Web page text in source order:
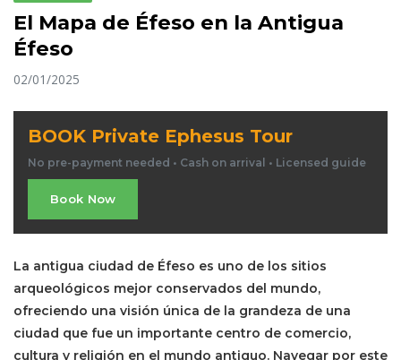
El Mapa de Éfeso en la Antigua
Éfeso
02/01/2025
BOOK Private Ephesus Tour
No pre-payment needed • Cash on arrival • Licensed guide
Book Now
La antigua ciudad de Éfeso es uno de los sitios
arqueológicos mejor conservados del mundo,
ofreciendo una visión única de la grandeza de una
ciudad que fue un importante centro de comercio,
cultura y religión en el mundo antiguo. Navegar por este